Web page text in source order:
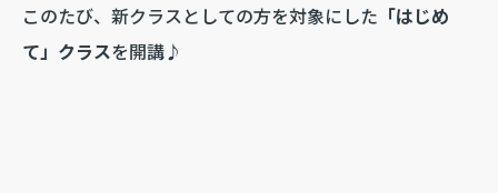
このたび、新クラスとしての方を対象にした 「はじめ
て」クラスを開講♪